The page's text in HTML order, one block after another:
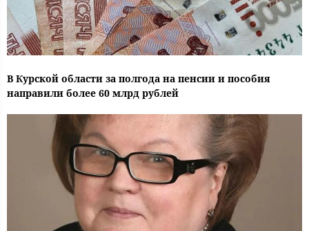
В Курской области за полгода на пенсии и пособия
направили более 60 млрд рублей